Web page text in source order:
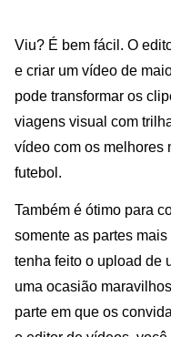
Viu? É bem fácil. O
e criar um vídeo de
pode transformar os
viagens visual com
vídeo com os melhores
futebol.
Também é ótimo para
somente as partes
tenha feito o upload de
uma ocasião
parte em que os